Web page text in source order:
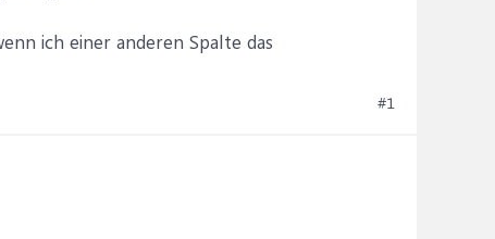
ich einer anderen Spalte das
#1